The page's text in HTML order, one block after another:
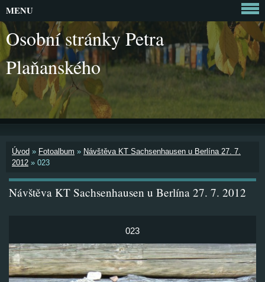
Osobní stránky Petra
Plaňanského
Úvod » Fotoalbum » Návštěva KT Sachsenhausen u Berlína 27. 7.
2012 » 023
Návštěva KT Sachsenhausen u Berlína 27. 7. 2012
023
MENU